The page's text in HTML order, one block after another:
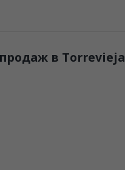
в Torrevieja